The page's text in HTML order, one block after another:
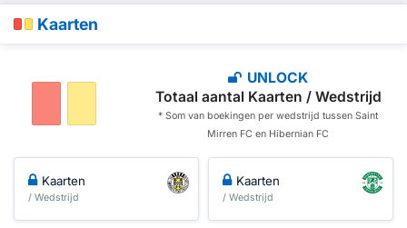
Kaarten
UNLOCK
Totaal aantal Kaarten / Wedstrijd
* Som van boekingen per wedstrijd tussen Saint
Mirren FC en Hibernian FC
Kaarten
/ Wedstrijd
Kaarten
/ Wedstrijd